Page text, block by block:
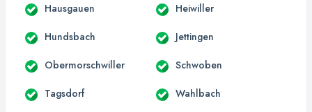
Hausgauen Heiwiller
Hundsbach Jettingen
Obermorschwiller Schwoben
Tagsdorf Wahlbach